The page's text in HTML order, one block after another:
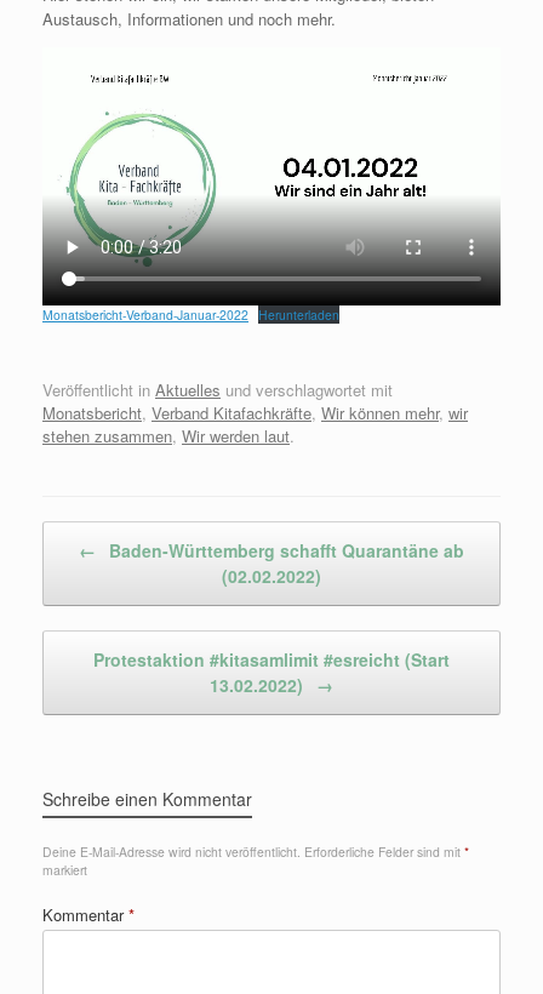
Austausch, Informationen und noch mehr.
Monatsbericht-Verband-Januar-2022 Herunterladen
Veröffentlicht in Aktuelles und verschlagwortet mit
Monatsbericht, Verband Kitafachkräfte, Wir können mehr, wir
stehen zusammen, Wir werden laut.
←
Baden-Württemberg schafft Quarantäne ab
(02.02.2022)
Protestaktion #kitasamlimit #esreicht (Start
13.02.2022)
→
Schreibe einen Kommentar
Deine E-Mail-Adresse wird nicht veröffentlicht. Erforderliche Felder sind mit *
markiert
Kommentar*